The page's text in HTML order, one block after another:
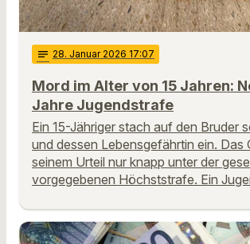
notes 28. Januar 2026 17:07
Mord im Alter von 15 Jahren:
Jahre Jugendstrafe
Ein 15-Jähriger stach auf den Bruder
und dessen Lebensgefährtin ein. Das
seinem Urteil nur knapp unter der
vorgegebenen Höchststrafe. Ein